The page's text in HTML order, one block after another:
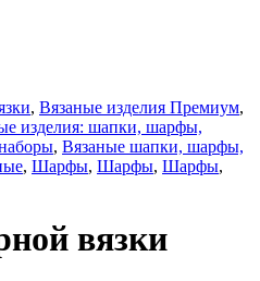
, Вязаные изделия Премиум,
изделия: шапки, шарфы,
, Вязаные шапки, шарфы,
, Шарфы, Шарфы, Шарфы,
вязки